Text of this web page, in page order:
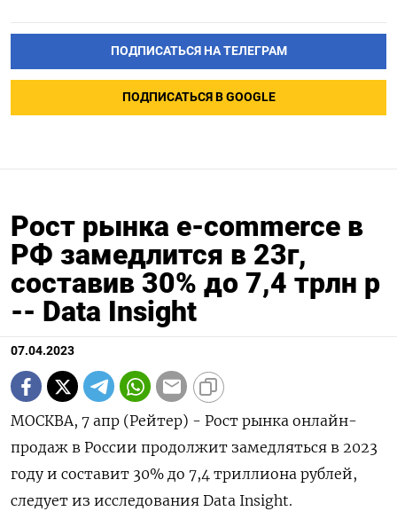
ПОДПИСАТЬСЯ НА ТЕЛЕГРАМ
ПОДПИСАТЬСЯ В GOOGLE
Рост рынка e-commerce в
РФ замедлится в 23г,
составив 30% до 7,4 трлн р
-- Data Insight
07.04.2023
МОСКВА, 7 апр (Рейтер) - Рост рынка онлайн-
продаж в России продолжит замедляться в 2023
году и составит 30% до 7,4 триллиона рублей,
следует из исследования Data Insight.